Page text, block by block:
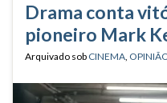
Drama conta
pioneiro Mark
Arquivado sob CINEMA,